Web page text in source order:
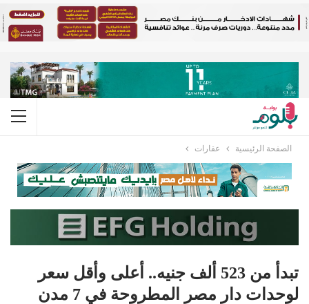
الصفحة الرئيسية عقارات
تبدأ من 523 ألف جنيه.. أعلى وأقل سعر
لوحدات دار مصر المطروحة في 7 مدن